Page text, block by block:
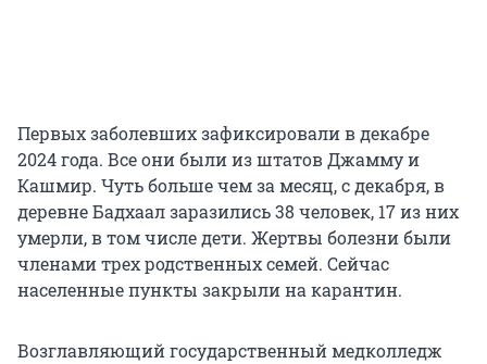
Первых заболевших зафиксировали в декабре
2024 года. Все они были из штатов Джамму и
Кашмир. Чуть больше чем за месяц, с декабря, в
деревне Бадхаал заразились 38 человек, 17 из них
умерли, в том числе дети. Жертвы болезни были
членами трех родственных семей. Сейчас
населенные пункты закрыли на карантин.
Возглавляющий государственный медколледж